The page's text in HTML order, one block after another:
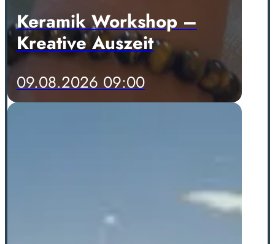
Keramik Workshop –
Kreative Auszeit
09.08.2026 09:00